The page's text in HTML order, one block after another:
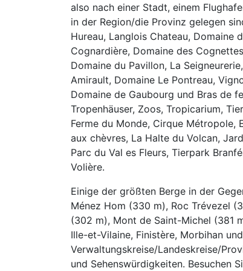
also nach einer Stadt, einem
in der Region/die Pro­vinz gelegen
Hureau, Langlois Chateau, Domaine
Cognardière, Domaine des
Domaine du Pavillon, La
Amirault, Domaine Le Pontreau,
Domaine de Gaubourg und Bras de
Tropenhäuser, Zoos, Tropicarium,
Ferme du Monde, Cirque Métropole,
aux chèvres, La Halte du Volcan,
Parc du Val es Fleurs, Tierpark
Volière.
Einige der größten Berge in der
Ménez Hom (330 m), Roc Trévezel
(302 m), Mont de Saint-Michel (381
Ille-et-Vilaine, Finistère, Morbihan
Verwaltungskreise/Landeskreise/
und Sehenswürdigkeiten. Besuchen